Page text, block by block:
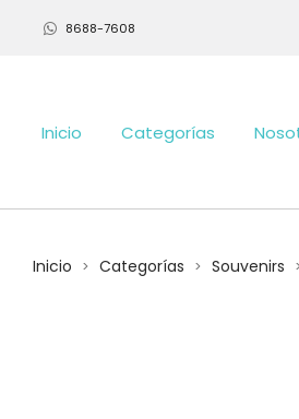
8688-7608
Inicio Categorías
Inicio > Categorías > Souvenirs >